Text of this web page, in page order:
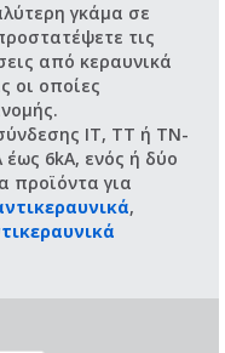
γκάμα σε
τις
από κεραυνικά
οι οποίες
IT, TT ή TN-
6kA, ενός ή δύο
προϊόντα για
,